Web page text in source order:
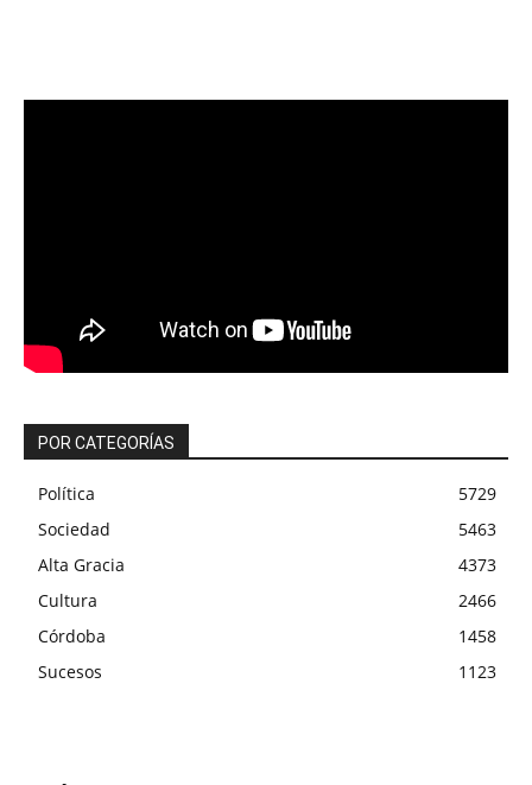
POR CATEGORÍAS
Política
5729
Sociedad
5463
Alta Gracia
4373
Cultura
2466
Córdoba
1458
Sucesos
1123